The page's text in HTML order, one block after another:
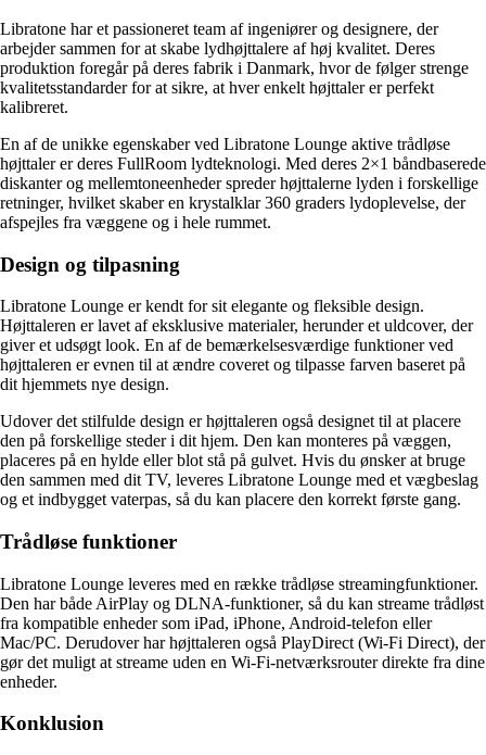
Libratone har et passioneret team af ingeniører og designere, der
arbejder sammen for at skabe lydhøjttalere af høj kvalitet. Deres
produktion foregår på deres fabrik i Danmark, hvor de følger strenge
kvalitetsstandarder for at sikre, at hver enkelt højttaler er perfekt
kalibreret.
En af de unikke egenskaber ved Libratone Lounge aktive trådløse
højttaler er deres FullRoom lydteknologi. Med deres 2×1 båndbaserede
diskanter og mellemtoneenheder spreder højttalerne lyden i forskellige
retninger, hvilket skaber en krystalklar 360 graders lydoplevelse, der
afspejles fra væggene og i hele rummet.
Design og tilpasning
Libratone Lounge er kendt for sit elegante og fleksible design.
Højttaleren er lavet af eksklusive materialer, herunder et uldcover, der
giver et udsøgt look. En af de bemærkelsesværdige funktioner ved
højttaleren er evnen til at ændre coveret og tilpasse farven baseret på
dit hjemmets nye design.
Udover det stilfulde design er højttaleren også designet til at placere
den på forskellige steder i dit hjem. Den kan monteres på væggen,
placeres på en hylde eller blot stå på gulvet. Hvis du ønsker at bruge
den sammen med dit TV, leveres Libratone Lounge med et vægbeslag
og et indbygget vaterpas, så du kan placere den korrekt første gang.
Trådløse funktioner
Libratone Lounge leveres med en række trådløse streamingfunktioner.
Den har både AirPlay og DLNA-funktioner, så du kan streame trådløst
fra kompatible enheder som iPad, iPhone, Android-telefon eller
Mac/PC. Derudover har højttaleren også PlayDirect (Wi-Fi Direct), der
gør det muligt at streame uden en Wi-Fi-netværksrouter direkte fra dine
enheder.
Konklusion